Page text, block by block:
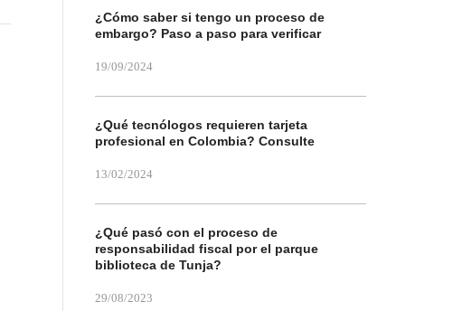
¿Cómo saber si tengo un proceso de
embargo? Paso a paso para verificar
19/09/2024
¿Qué tecnólogos requieren tarjeta
profesional en Colombia? Consulte
13/02/2024
¿Qué pasó con el proceso de
responsabilidad fiscal por el parque
biblioteca de Tunja?
29/08/2023